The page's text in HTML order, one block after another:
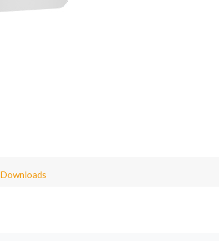
Downloads